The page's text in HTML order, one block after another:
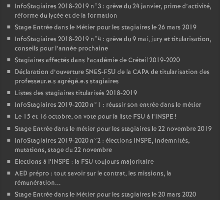
InfoStagiaires 2018-2019 n°3 : grève du 24 janvier, prime d’activité,
réforme du lycée et de la formation
Stage Entrée dans le Métier pour les stagiaires le 26 mars 2019
InfoStagiaires 2018-2019 n°4 : grève du 9 mai, jury et titularisation,
conseils pour l’année prochaine
Stagiaires affectés dans l’académie de Créteil 2019-2020
Déclaration d’ouvertureSNES-FSU de la CAPAde titularisation des
professeur.e.s agrégé.e.s stagiaires
Listes des stagiaires titularisés 2018-2019
InfoStagiaires 2019-2020 n°1 : réussir son entrée dans le métier
Le 15 et 16 octobre, on vote pour la liste FSU à l’INSPE !
Stage Entrée dans le métier pour les stagiaires le 22 novembre 2019
InfoStagiaires 2019-2020 n°2 : élections INSPE, indemnités,
mutations, stage du 22 novembre
Elections à l’INSPE : la FSU toujours majoritaire
AED prépro : tout savoir sur le contrat, les missions, la
rémunération...
Stage Entrée dans le Métier pour les stagiaires le 20 mars 2020